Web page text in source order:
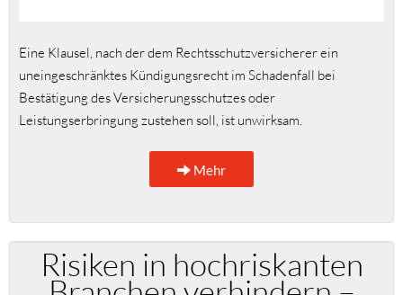
Eine Klausel, nach der dem Rechtsschutzversicherer ein
uneingeschränktes Kündigungsrecht im Schadenfall bei
Bestätigung des Versicherungsschutzes oder
Leistungserbringung zustehen soll, ist unwirksam.
Mehr
Risiken in hochriskanten